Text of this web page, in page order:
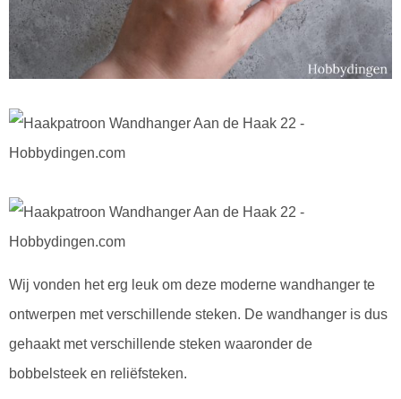
Wij vonden het erg leuk om deze moderne wandhanger te
ontwerpen met verschillende steken. De wandhanger is dus
gehaakt met verschillende steken waaronder de
bobbelsteek en reliëfsteken.